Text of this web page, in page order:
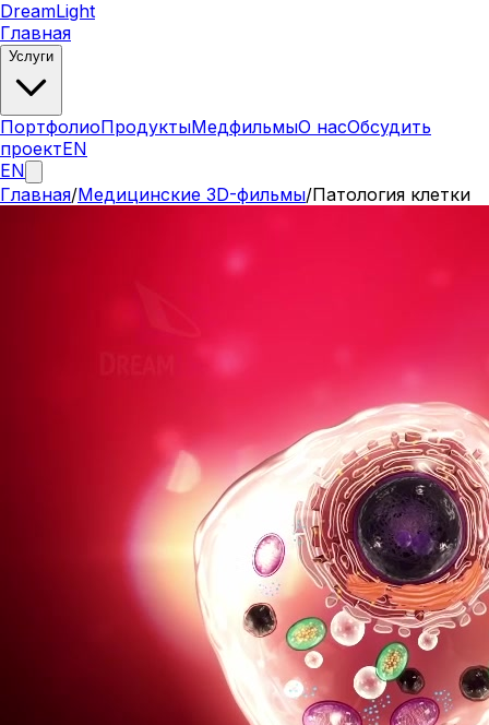
DreamLight
Главная
Услуги
ПортфолиоПродуктыМедфильмыО насОбсудить
проектEN
EN
Главная/Медицинские 3D-фильмы/Патология клетки